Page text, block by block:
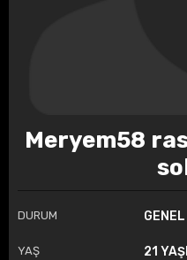
Meryem58
DURUM
YAŞ 21